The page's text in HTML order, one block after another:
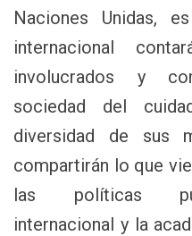
Naciones Unidas,
internacional
involucrados y
sociedad del
diversidad de sus
compartirán lo que
las políticas
internacional y la